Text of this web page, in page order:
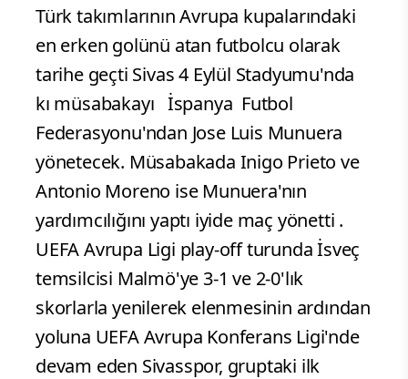
Türk takımlarının Avrupa kupalarındaki
en erken golünü atan futbolcu olarak
tarihe geçti Sivas 4 Eylül Stadyumu'nda
kı müsabakayı İspanya Futbol
Federasyonu'ndan Jose Luis Munuera
yönetecek. Müsabakada Inigo Prieto ve
Antonio Moreno ise Munuera'nın
yardımcılığını yaptı iyide maç yönetti .
UEFA Avrupa Ligi play-off turunda İsveç
temsilcisi Malmö'ye 3-1 ve 2-0'lık
skorlarla yenilerek elenmesinin ardından
yoluna UEFA Avrupa Konferans Ligi'nde
devam eden Sivasspor, gruptaki ilk